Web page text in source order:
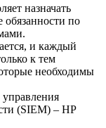
назначать
по
и каждый
к тем
необходимы
управления
(SIEM) – HP